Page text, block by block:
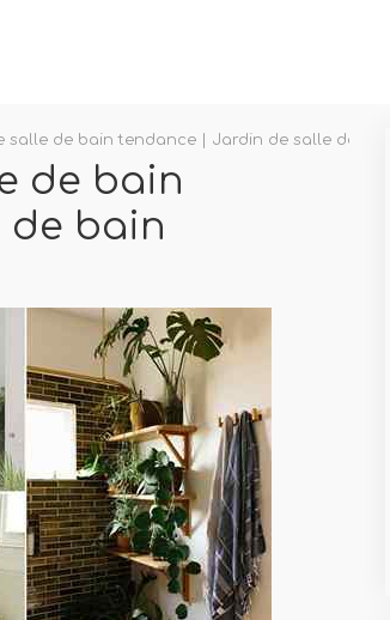
salle de bain tendance | Jardin de salle de bain
de bain
de bain